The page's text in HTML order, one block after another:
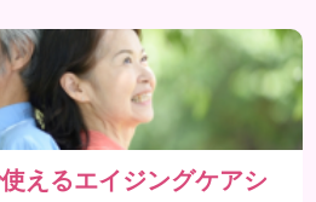
えるエイジングケアシ